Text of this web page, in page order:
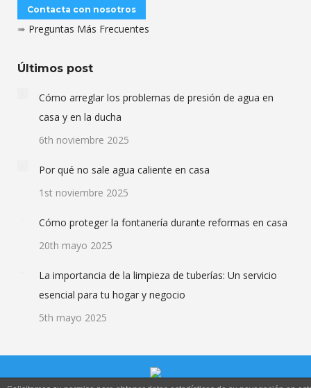
Contacta con nosotros
➠ Preguntas Más Frecuentes
Últimos post
Cómo arreglar los problemas de presión de agua en
casa y en la ducha
6th noviembre 2025
Por qué no sale agua caliente en casa
1st noviembre 2025
Cómo proteger la fontanería durante reformas en casa
20th mayo 2025
La importancia de la limpieza de tuberías: Un servicio
esencial para tu hogar y negocio
5th mayo 2025